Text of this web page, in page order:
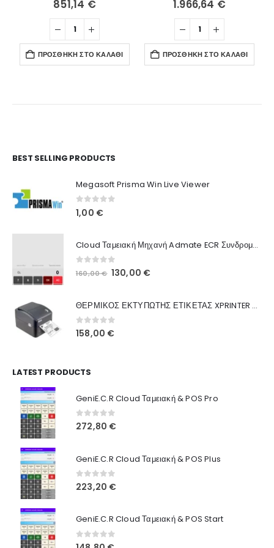
851,14 €
ΠΡΟΣΘΉΚΗ ΣΤΟ ΚΑΛΆΘΙ
1.966,64 €
ΠΡΟΣΘΉΚΗ ΣΤΟ ΚΑΛΆΘΙ
BEST SELLING PRODUCTS
Megasoft Prisma Win Live Viewer
0 out of 5
1,00 €
Cloud Ταμειακή Μηχανή Admate ECR Συνδρομή 12 μηνών
out of 5
160,00€ Original
160,00 €.
130,00 €Η
είναι:
ΘΕΡΜΙΚΟΣ ΕΚΤΥΠΩΤΗΣ ΕΤΙΚΕΤΑΣ XPRINTER XP-420B
0out of 5
158,00 €
LATEST PRODUCTS
GeniE.C.R Cloud Ταμειακή & POS Pro
0out of 5
272,80 €
GeniE.C.R Cloud Ταμειακή & POS Plus
0out of 5
223,20 €
GeniE.C.R Cloud Ταμειακή & POS Start
0out of 5
Ο Λογαριασμός μου
Στοιχεία λογαριασμού
Παραγγελίες
Πληροφορίες Καταστήματος
Ποιοι Είμαστε
Γιατί Εμάς
Blog
Όροι Χρήσης
Τρόποι Αγοράς
Τρόποι Πληρωμής
Τρόποι Αποστολής
Ασφάλεια Πληρωμών